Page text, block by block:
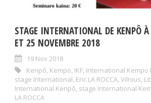
STAGE INTERNATIONAL DE KENPÔ
ET 25 NOVEMBRE 2018
19 Nov 2018
Kenpô, Kempo, IKF, International Kempo
stage International, Eric LA ROCCA, Vilnius,
International Kenpô, stage International
LA ROCCA